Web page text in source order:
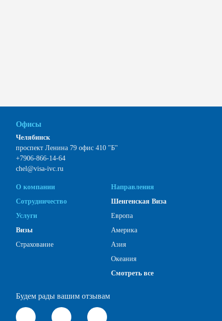
Офисы
Челябинск
проспект Ленина 79 офис 410 "Б"
+7906-866-14-64
chel@visa-ivc.ru
О компании
Сотрудничество
Услуги
Визы
Страхование
Направления
Шенгенская Виза
Европа
Америка
Азия
Океания
Смотреть все
Будем рады вашим отзывам